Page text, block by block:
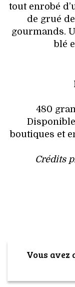
tout enrobé
de grué
gourmands.
blé
480
boutiques et
Crédits
Vous avez